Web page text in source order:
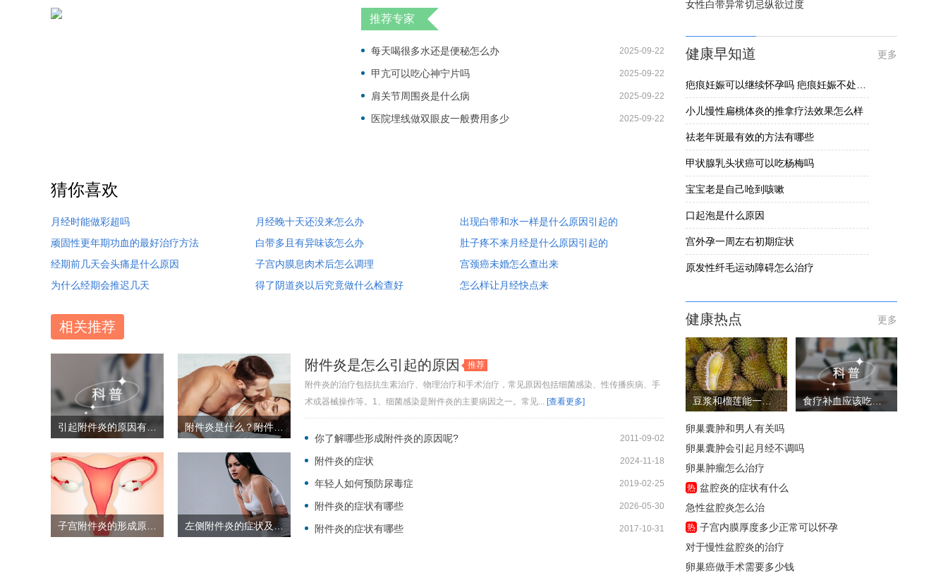
推荐专家
每天喝很多水还是便秘怎么办 2025-09-22
甲亢可以吃心神宁片吗 2025-09-22
肩关节周围炎是什么病 2025-09-22
医院埋线做双眼皮一般费用多少 2025-09-22
猜你喜欢
月经时能做彩超吗 月经晚十天还没来怎么办
出现白带和水一样是什么原因引起的
顽固性更年期功血的最好治疗方法
白带多且有异味该怎么办
肚子疼不来月经是什么原因引起的
经期前几天会头痛是什么原因
子宫内膜息肉术后怎么调理
宫颈癌未婚怎么查出来
为什么经期会推迟几天
得了阴道炎以后究竟做什么检查好 怎么样让月经快点来
相关推荐
左侧附件炎的症状及原因
附件炎是怎么引起的原因
推荐
附件炎的治疗包括抗生素治疗、物理治疗和手术治疗，常见原因包括细菌感染、性传播疾病、手
术或器械操作等。1、细菌感染是附件炎的主要病因之一。常见... [查看更多]
你了解哪些形成附件炎的原因呢? 2011-09-02
附件炎的症状 2024-11-18
年轻人如何预防尿毒症 2019-02-25
附件炎的症状有哪些 2026-05-30
附件炎的症状有哪些 2017-10-31
女性白带异常切忌纵欲过度
健康早知道 更多
疤痕妊娠可以继续怀孕吗 疤痕妊娠不处理的危害揭晓
小儿慢性扁桃体炎的推拿疗法效果怎么样
祛老年斑最有效的方法有哪些
甲状腺乳头状癌可以吃杨梅吗
宝宝老是自己呛到咳嗽
口起泡是什么原因
宫外孕一周左右初期症状
原发性纤毛运动障碍怎么治疗
健康热点 更多
豆浆和榴莲能一起吃吗 食疗补血应该吃些什么
卵巢囊肿和男人有关吗
卵巢囊肿会引起月经不调吗
卵巢肿瘤怎么治疗
热 盆腔炎的症状有什么
急性盆腔炎怎么治
热 子宫内膜厚度多少正常可以怀孕
对于慢性盆腔炎的治疗
卵巢癌做手术需要多少钱